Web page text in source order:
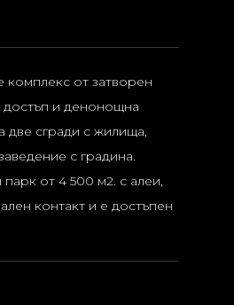
комплекс от затворен
достъп и денонощна
две сгради с жилища,
с градина.
от 4 500 м2. с алеи,
контакт и е достъпен